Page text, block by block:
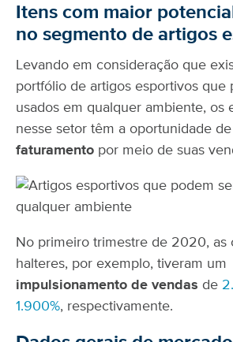
Itens com maior
no segmento de artigos
Levando em consideração que
portfólio de artigos esportivos que
usados em qualquer ambiente, os
nesse setor têm a oportunidade de
faturamento por meio de suas
No primeiro trimestre de 2020, as
halteres, por exemplo, tiveram um
impulsionamento de vendas de
1.900%, respectivamente.